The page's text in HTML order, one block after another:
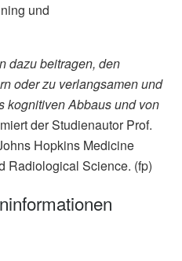
und
dazu beitragen, den
oder zu verlangsamen und
kognitiven Abbaus und von
der Studienautor Prof.
Hopkins Medicine
Radiological Science. (fp)